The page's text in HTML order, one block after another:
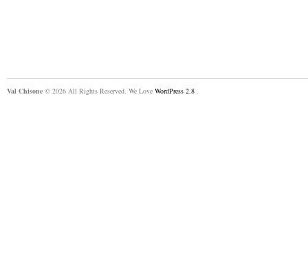
Val Chisone © 2026 All Rights Reserved. We Love WordPress 2.8 .